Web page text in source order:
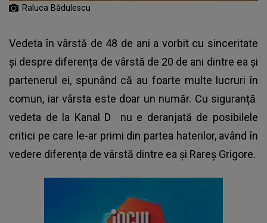
Raluca Bădulescu
Vedeta în vârstă de 48 de ani a vorbit cu sinceritate
și despre diferența de vârstă de 20 de ani dintre ea și
partenerul ei, spunând că au foarte multe lucruri în
comun, iar vârsta este doar un număr. Cu siguranță
vedeta de la Kanal D
nu e deranjată de posibilele
critici pe care le-ar primi din partea haterilor, având în
vedere diferența de vârstă dintre ea și Rareș Grigore.